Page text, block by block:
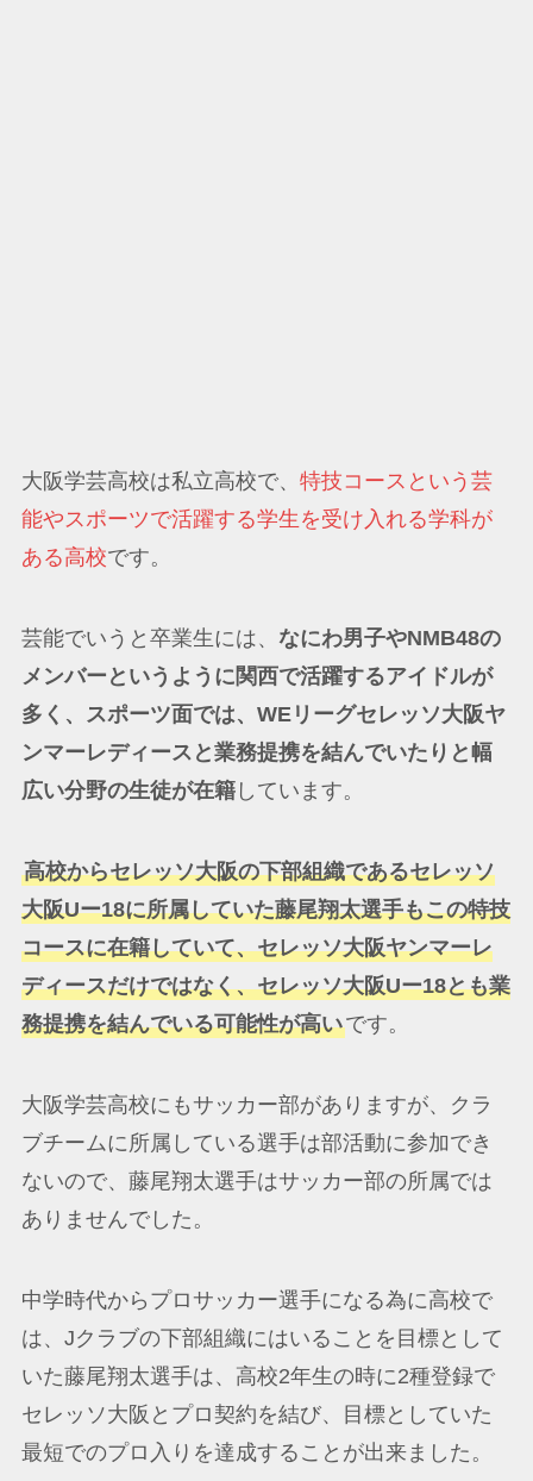
大阪学芸高校は私立高校で、 特技コースという芸
能やスポーツで活躍する学生を受け入れる学科が
ある高校です。
芸能でいうと卒業生には、 なにわ男子やNMB48の
メンバーというように関西で活躍するアイドルが
多く、スポーツ面では、WEリーグセレッソ大阪ヤ
ンマーレディースと業務提携を結んでいたりと幅
広い分野の生徒が在籍しています。
高校からセレッソ大阪の下部組織であるセレッソ
大阪Uー18に所属していた藤尾翔太選手もこの特技
コースに在籍していて、セレッソ大阪ヤンマーレ
ディースだけではなく、セレッソ大阪Uー18とも業
務提携を結んでいる可能性が高いです。
大阪学芸高校にもサッカー部がありますが、クラ
ブチームに所属している選手は部活動に参加でき
ないので、藤尾翔太選手はサッカー部の所属では
ありませんでした。
中学時代からプロサッカー選手になる為に高校で
は、Jクラブの下部組織にはいることを目標として
いた藤尾翔太選手は、高校2年生の時に2種登録で
セレッソ大阪とプロ契約を結び、目標としていた
最短でのプロ入りを達成することが出来ました。